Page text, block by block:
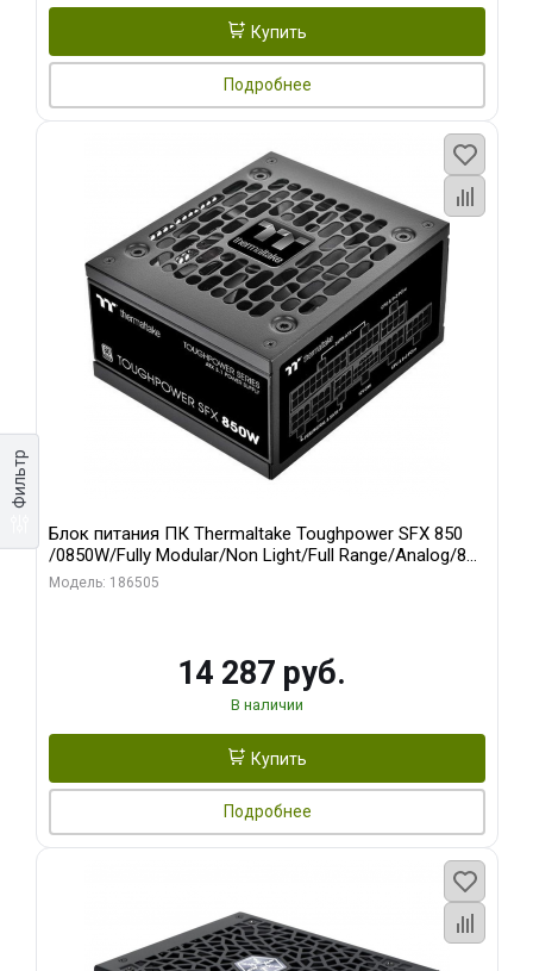
Фильтр
Купить
Подробнее
Блок питания ПК Thermaltake Toughpower SFX 850
/0850W/Fully Modular/Non Light/Full Range/Analog/80
Plus Platinum/EU/100% JP CAP/All Flat Cables/Gen 5
Модель: 186505
14 287 руб.
В наличии
Купить
Подробнее